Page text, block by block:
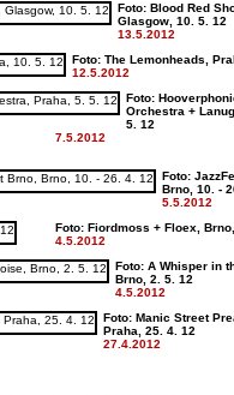
Foto: Blood Red
Glasgow, 10. 5. 12
13.5.2012
Foto: The Lemonheads,
12.5.2012
Foto:
Orchestra +
5. 12
7.5.2012
Foto:
Brno, 10. -
5.5.2012
Foto: Fiordmoss + Floex,
4.5.2012
Foto: A Whisper in
Brno, 2. 5. 12
4.5.2012
Foto: Manic Street
Praha, 25. 4. 12
27.4.2012